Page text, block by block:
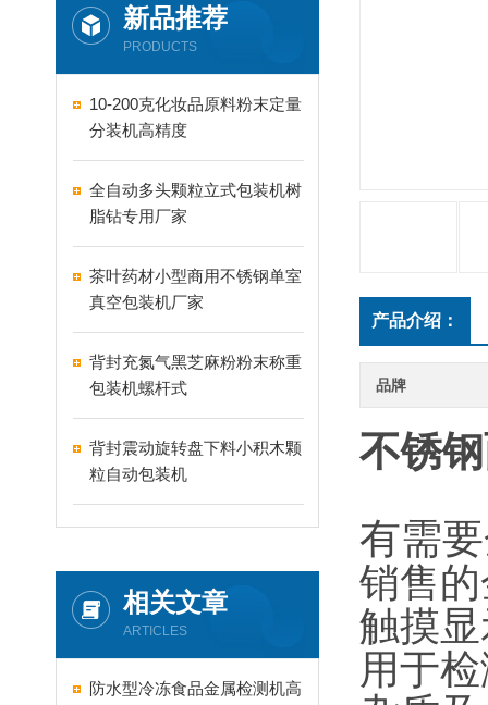
新品推荐
PRODUCTS
10-200克化妆品原料粉末定量
分装机高精度
全自动多头颗粒立式包装机树
脂钻专用厂家
茶叶药材小型商用不锈钢单室
真空包装机厂家
背封充氮气黑芝麻粉粉末称重
包装机螺杆式
背封震动旋转盘下料小积木颗
粒自动包装机
相关文章
ARTICLES
防水型冷冻食品金属检测机高
产品介绍：
品牌
不锈
有需要
销售
触摸
用于